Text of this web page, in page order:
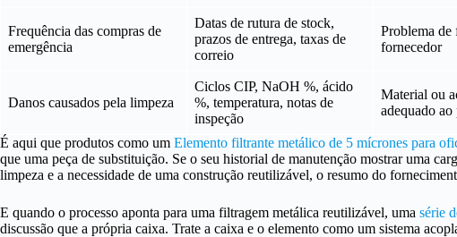
Frequência das compras de
emergência
Datas de rutura de stock,
prazos de entrega, taxas de
correio
Problema
fornecedor
Danos causados pela limpeza
Ciclos CIP, NaOH %, ácido
%, temperatura, notas de
inspeção
Material ou
adequado ao
É aqui que produtos como um Elemento filtrante metálico de 5 mícrones para
que uma peça de substituição. Se o seu historial de manutenção mostrar uma
limpeza e a necessidade de uma construção reutilizável, o resumo do
E quando o processo aponta para uma filtragem metálica reutilizável, uma série
discussão que a própria caixa. Trate a caixa e o elemento como um sistema